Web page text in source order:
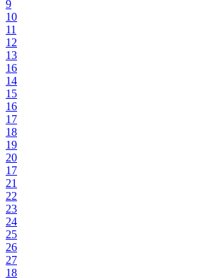
9
10
11
12
13
16
14
15
16
17
18
19
20
17
21
22
23
24
25
26
27
18